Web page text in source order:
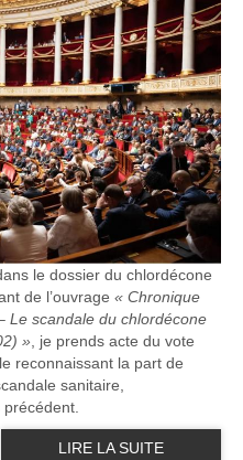
le dossier du chlordécone
de l’ouvrage « Chronique
Le scandale du chlordécone
» , je prends acte du vote
reconnaissant la part de
sanitaire,
LIRE LA SUITE